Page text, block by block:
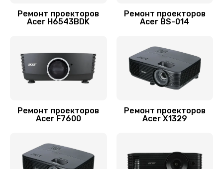
Ремонт проекторов
Acer H6543BDK
Ремонт проекторов
Acer BS-014
Ремонт проекторов
Acer F7600
Ремонт проекторов
Acer X1329